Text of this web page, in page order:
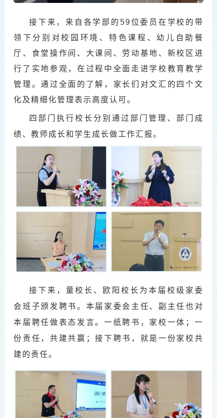
接下来，来自各学部的59位委员在学校的带
领下分别对校园环境、特色课程、幼儿自助餐
厅、食堂操作间、大课间、劳动基地、新校区进
行了实地参观，在过程中全面走进学校教育教学
管理。通过全面的了解，家长们对文汇的四个文
化及精细化管理表示高度认可。
四部门执行校长分别通过部门管理、部门成
绩、教师成长和学生成长做工作汇报。
接下来，童校长、欧阳校长为本届校级家委
会班子颁发聘书。本届家委会主任、副主任也对
本届聘任做表态发言。一纸聘书，家校一体；一
份责任，共建共赢；接下聘书，就是一份家校共
建的责任。